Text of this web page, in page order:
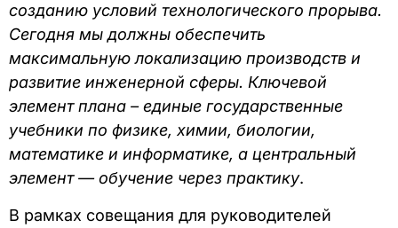
созданию условий технологического прорыва.
Сегодня мы должны обеспечить
максимальную локализацию производств и
развитие инженерной сферы. Ключевой
элемент плана – единые государственные
учебники по физике, химии, биологии,
математике и информатике, а центральный
элемент — обучение через практику.
В рамках совещания для руководителей